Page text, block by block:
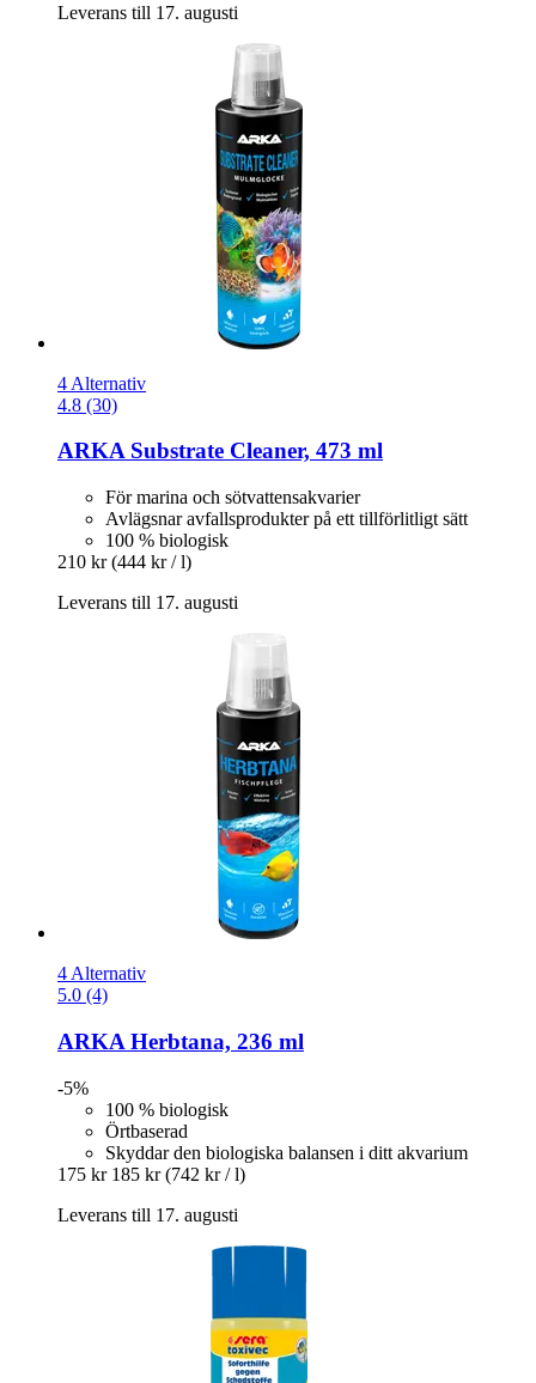
Leverans till 17. augusti
4 Alternativ
4.8 (30)
ARKASubstrate Cleaner, 473 ml
För marina och sötvattensakvarier
Avlägsnar avfallsprodukter på ett tillförlitligt sätt
100 % biologisk
210 kr (444 kr / l)
Leverans till 17. augusti
4 Alternativ
5.0 (4)
ARKA Herbtana, 236 ml
-5%
100 % biologisk
Örtbaserad
Skyddar den biologiska balansen i ditt akvarium
175 kr 185 kr (742 kr / l)
Leverans till 17. augusti